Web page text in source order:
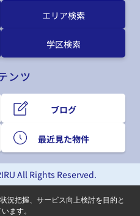
エリア検索
学区検索
ンツ
ブログ
最近見た物件
All Rights Reserved.
況把握、サービス向上検討を目的と
ます。